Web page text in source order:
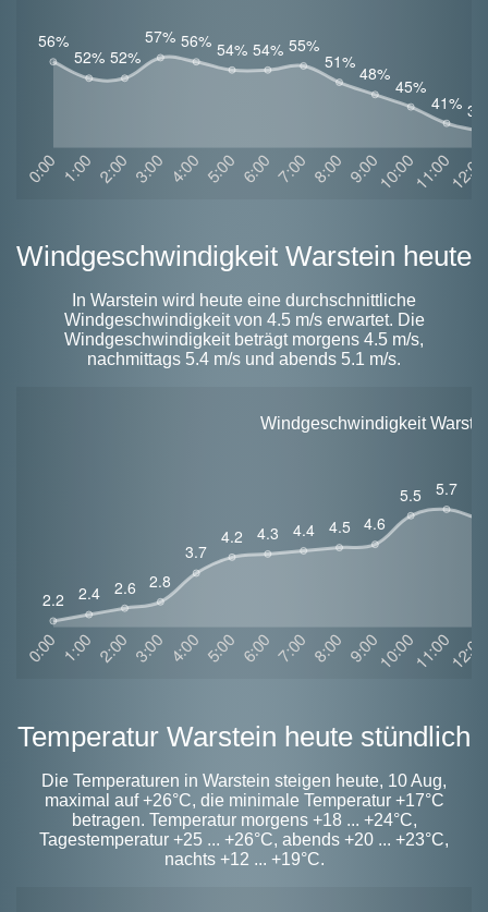
Windgeschwindigkeit Warstein heute
In Warstein wird heute eine durchschnittliche
Windgeschwindigkeit von 4.5 m/s erwartet. Die
Windgeschwindigkeit beträgt morgens 4.5 m/s,
nachmittags 5.4 m/s und abends 5.1 m/s.
Windgeschwindigkeit
Temperatur Warstein heute stündlich
Die Temperaturen in Warstein steigen heute, 10 Aug,
maximal auf +26°C, die minimale Temperatur +17°C
betragen. Temperatur morgens +18 ... +24°C,
Tagestemperatur +25 ... +26°C, abends +20 ... +23°C,
nachts +12 ... +19°C.